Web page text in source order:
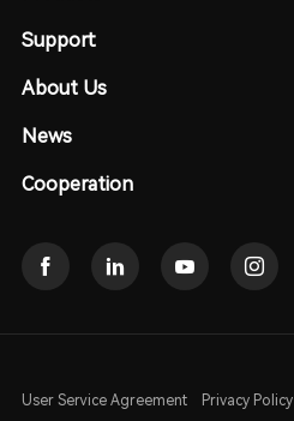
Support
About Us
News
Cooperation
User Service Agreement Privacy Policy